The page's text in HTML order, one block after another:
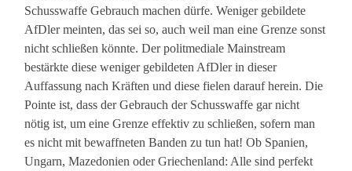
Schusswaffe Gebrauch machen dürfe. Weniger gebildete
AfDler meinten, das sei so, auch weil man eine Grenze sonst
nicht schließen könnte. Der politmediale Mainstream
bestärkte diese weniger gebildeten AfDler in dieser
Auffassung nach Kräften und diese fielen darauf herein. Die
Pointe ist, dass der Gebrauch der Schusswaffe gar nicht
nötig ist, um eine Grenze effektiv zu schließen, sofern man
es nicht mit bewaffneten Banden zu tun hat! Ob Spanien,
Ungarn, Mazedonien oder Griechenland: Alle sind perfekt